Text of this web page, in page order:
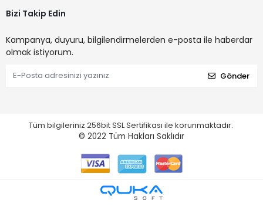
Bizi Takip Edin
Kampanya, duyuru, bilgilendirmelerden e-posta ile haberdar
olmak istiyorum.
Gönder
Tüm bilgileriniz 256bit SSL Sertifikası ile korunmaktadır.
© 2022 Tüm Hakları Saklıdır